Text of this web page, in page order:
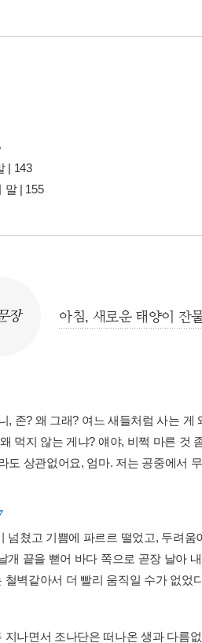
| 143
말 | 155
장 아침, 새로운 태양이 잔
, 존? 왜 그래? 여느 새들처럼 사는
먹지 않는 게냐? 얘야, 비쩍 마른 것
도 상관없어요, 엄마. 저는 공중에서
넘쳤고 기쁨에 파르르 떨었고, 두려
개 끝을 뻗어 바다 쪽으로 곧장 날아
철벽같아서 더 빨리 움직일 수가 없었
지나면서 조나단은 떠나온 생과 다름